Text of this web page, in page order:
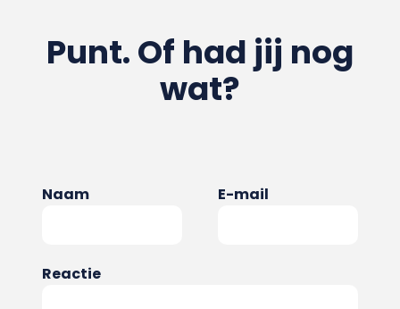
Punt. Of had jij nog
wat?
Naam E-mail
Reactie